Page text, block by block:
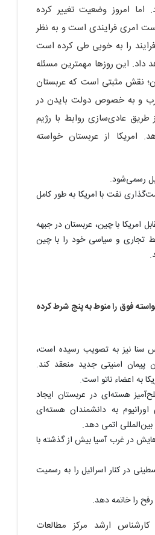
اما امروز وضعیت تغییر کرده
امری فرایندی است و به نظر
را به خوبی طی کرده است
داد. این روزها مهمترین مسئله
نقش مثبتی است که عربستان
و به خصوص دولت بایدن در
طریق عادی‌سازی روابط با رژیم
امریکا از عربستان خواسته
رسمی‌شود.
نفت با امریکا به طور کامل
امریکا با چین، عربستان در جبهه
تجاری و سیاسی خود را با چین
فوق را منوط به پنج شرط کرده
سنا نیز به تصویب رسیده است،
پیمان امنیتی جدید منعقد کند.
به اعضاء ناتو است.
هسته‌ای در عربستان ایجاد
به دانشمندان هسته‌ای
اتمی دهد.
در غرب آسیا بیش از گذشته با
در کنار اسرائیل را به رسمیت
را خاتمه دهد.
ارشد مرکز مطالعات